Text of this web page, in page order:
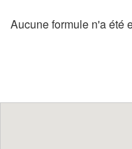
Aucune formule n'a été